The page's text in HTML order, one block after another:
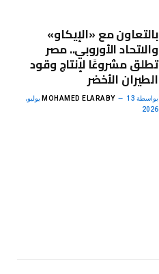
بالتعاون مع «الإيكاو»
والاتحاد الأوروبي.. مصر
تطلق مشروعًا لإنتاج وقود
الطيران الأخضر
بواسطة MOHAMED ELARABY 13 يوليو،
2026